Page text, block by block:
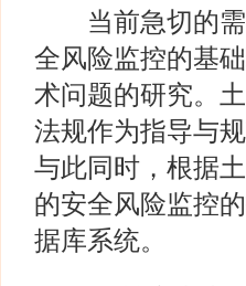
当前急切的需
全风险监控的基
术问题的研究。
法规作为指导与
与此同时，根据
的安全风险监控
据库系统。